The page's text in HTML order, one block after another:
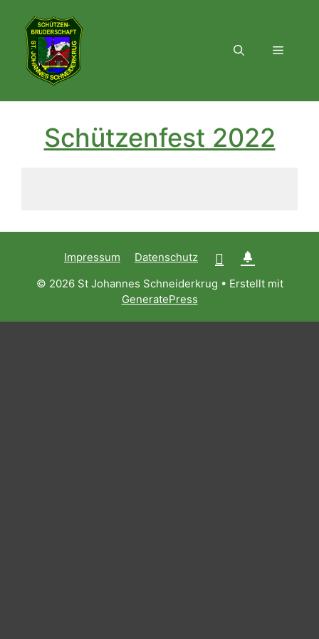
Inhalt
springen
Menü
Schützenfest 2022
Impressum
Datenschutz
© 2026 St Johannes Schneiderkrug • Erstellt mit
GeneratePress